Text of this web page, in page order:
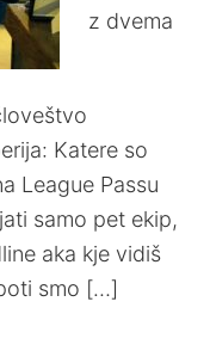
z dvema
Katere so
League Passu
samo pet ekip,
aka kje vidiš
smo […]